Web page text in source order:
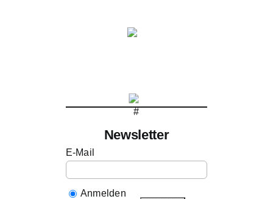
Newsletter
E-Mail
Anmelden